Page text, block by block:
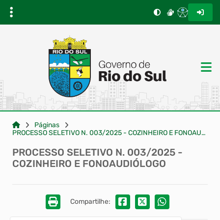
Páginas
PROCESSO SELETIVO N. 003/2025 - COZINHEIRO E FONOAUDIÓLOGO
PROCESSO SELETIVO N. 003/2025 -
COZINHEIRO E FONOAUDIÓLOGO
Compartilhe: